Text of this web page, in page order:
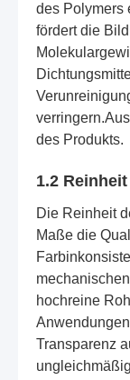
des Polymers
fördert die
des Produkts.
1.2
Die Reinheit
Maße die
hochreine
Transparenz